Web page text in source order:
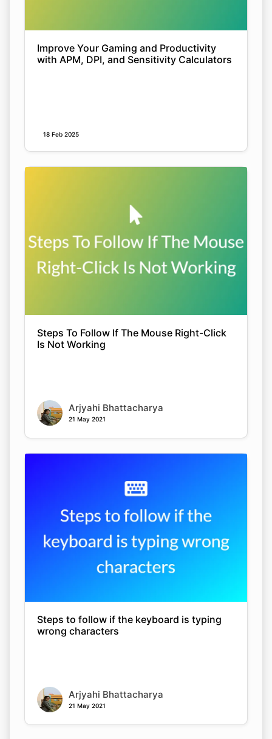
Copy Link
Improve Your Gaming and Productivity
with APM, DPI, and Sensitivity Calculators
18 Feb 2025
Steps To Follow If The Mouse Right-Click
Is Not Working
Arjyahi Bhattacharya
21 May 2021
Steps to follow if the keyboard is typing
wrong characters
Arjyahi Bhattacharya
21 May 2021